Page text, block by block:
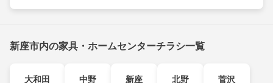
新座市内の家具・ホームセンターチラシ一覧
大和田 中野 新座 北野 菅沢